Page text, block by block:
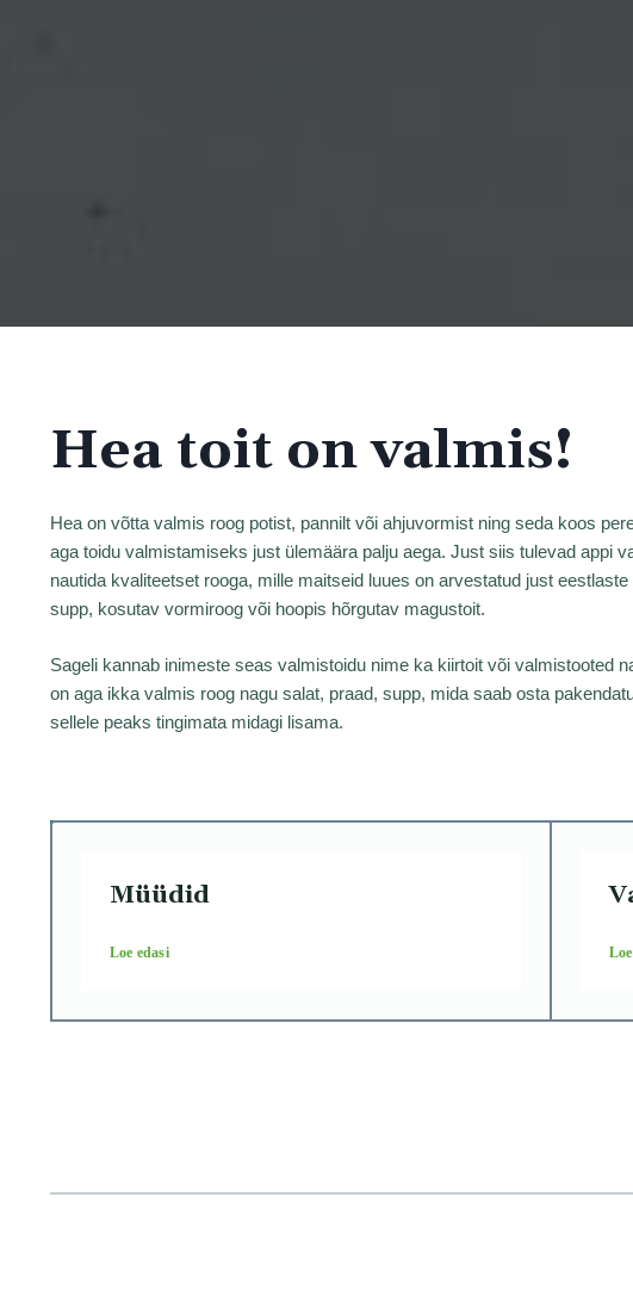
Hea toit on valmis!
Hea on võtta valmis roog potist, pannilt või ahjuvormist ning seda koos
aga toidu valmistamiseks just ülemäära palju aega. Just siis tulevad appi
nautida kvaliteetset rooga, mille maitseid luues on arvestatud just
supp, kosutav vormiroog või hoopis hõrgutav magustoit.
Sageli kannab inimeste seas valmistoidu nime ka kiirtoit või valmistooted
on aga ikka valmis roog nagu salat, praad, supp, mida saab osta
sellele peaks tingimata midagi lisama.
Müüdid
Loe edasi